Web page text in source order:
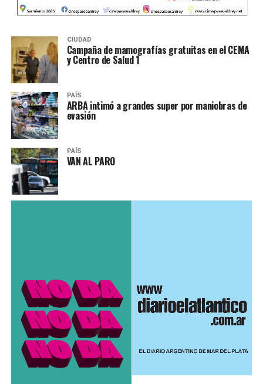
CIUDAD
Campaña de mamografías gratuitas en el CEMA
y Centro de Salud 1
PAÍS
ARBA intimó a grandes super por maniobras de
evasión
PAÍS
VAN AL PARO